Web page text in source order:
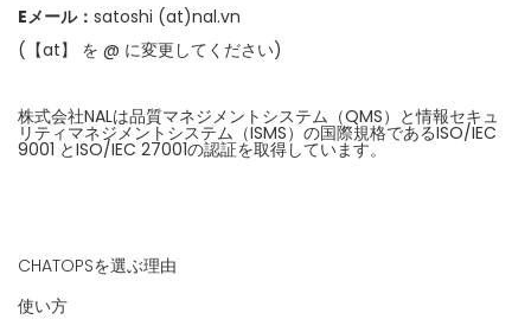
Eメール： satoshi (at)nal.vn
(【at】 を @ に変更してください)
株式会社NALは品質マネジメントシステム（QMS）と情報セキュ
リティマネジメントシステム（ISMS）の国際規格であるISO/IEC
9001 とISO/IEC 27001の認証を取得しています。
CHATOPSを選ぶ理由
使い方